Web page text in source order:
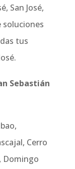
San José,
soluciones
tus
Sebastián
Cerro
Domingo